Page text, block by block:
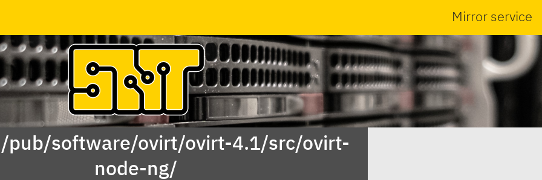
Mirror service
pub/software/ovirt/ovirt-4.1/src/ovirt-
node-ng/